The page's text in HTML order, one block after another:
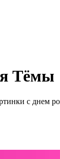
Тёмы
с днем